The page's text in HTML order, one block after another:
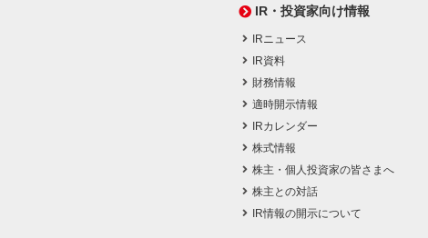
IR・投資家向け情報
IRニュース
IR資料
財務情報
適時開示情報
IRカレンダー
株式情報
株主・個人投資家の皆さまへ
株主との対話
IR情報の開示について